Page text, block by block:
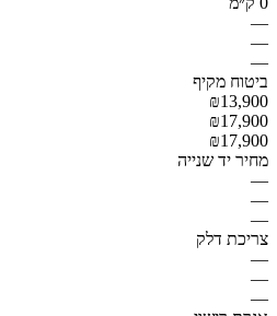
—
—
—
ביטוח מקיף
₪13,900
₪17,900
₪17,900
מחיר יד שנייה
—
—
—
צריכת דלק
—
—
—